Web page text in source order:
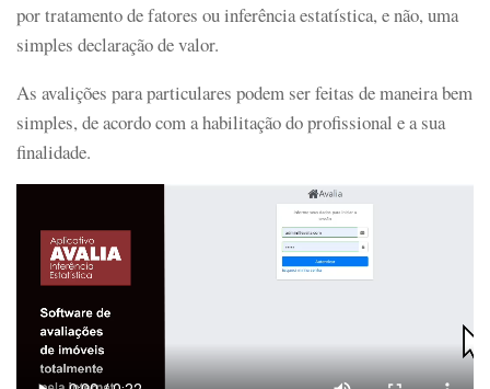
por tratamento de fatores ou inferência estatística, e não, uma
simples declaração de valor.
As avalições para particulares podem ser feitas de maneira bem
simples, de acordo com a habilitação do profissional e a sua
finalidade.